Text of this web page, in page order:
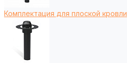
Комплектация для плоской кровли